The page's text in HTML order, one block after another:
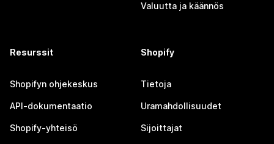
Valuutta ja käännös
Resurssit
Shopifyn ohjekeskus
API-dokumentaatio
Shopify-yhteisö
Shopify
Tietoja
Uramahdollisuudet
Sijoittajat